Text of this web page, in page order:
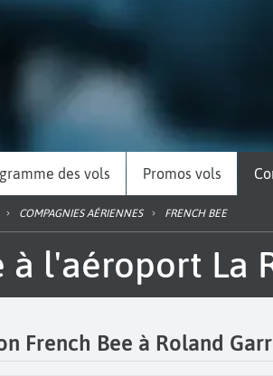
des vols Promos vols
COMPAGNIES AÉRIENNES FRENCH BEE
à l'aéroport La
French Bee à Roland